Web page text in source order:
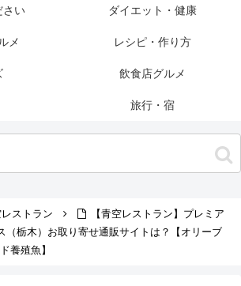
さい ダイエット・健康
メ レシピ・作り方
飲食店グルメ
旅行・宿
ストラン
【青空レストラン】プレミア
（栃木）お取り寄せ通販サイトは？【オリーブ
養殖魚】